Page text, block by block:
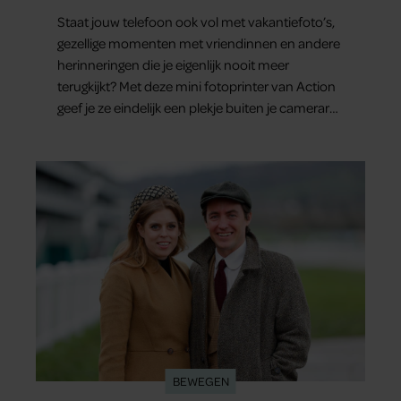
Staat jouw telefoon ook vol met vakantiefoto’s,
gezellige momenten met vriendinnen en andere
herinneringen die je eigenlijk nooit meer
terugkijkt? Met deze mini fotoprinter van Action
geef je ze eindelijk een plekje buiten je camerarol.
BEWEGEN